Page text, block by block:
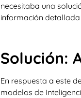
necesitaba una
información
Solución:
En respuesta a este
modelos de